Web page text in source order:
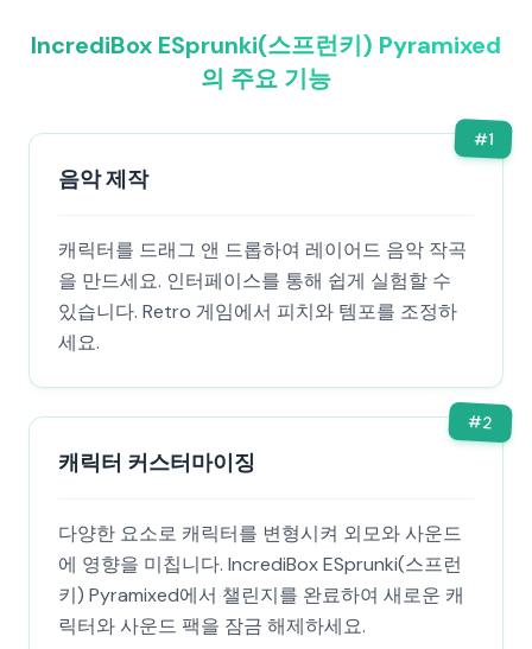
IncrediBox ESprunki(스프런키) Pyramixed
의 주요 기능
#1
음악 제작
캐릭터를 드래그 앤 드롭하여 레이어드 음악 작곡
을 만드세요. 인터페이스를 통해 쉽게 실험할 수
있습니다. Retro 게임에서 피치와 템포를 조정하
세요.
#2
캐릭터 커스터마이징
다양한 요소로 캐릭터를 변형시켜 외모와 사운드
에 영향을 미칩니다. IncrediBox ESprunki(스프런
키) Pyramixed에서 챌린지를 완료하여 새로운 캐
릭터와 사운드 팩을 잠금 해제하세요.